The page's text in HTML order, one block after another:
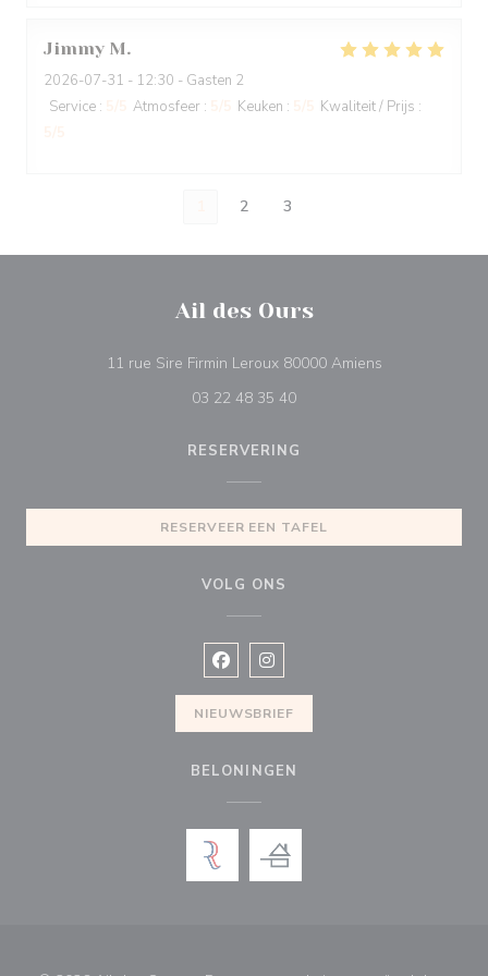
Jimmy M
2026-07-31 - 12:30 - Gasten 2
Service : Atmosfeer : Keuken : Kwaliteit / Prijs :
2 3
Ail des Ours
11 rue Sire Firmin Leroux 80000 Amiens((opent in een
03 22 48 35 40
RESERVERING
RESERVEER EEN TAFEL
VOLG ONS
Facebook ((opent in een nieuw
Instagram ((opent in een
NIEUWSBRIEF
BELONINGEN